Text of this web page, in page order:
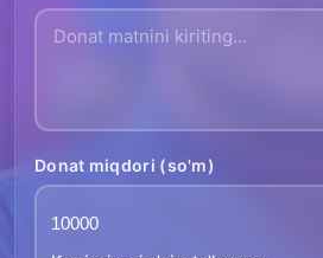
Donat miqdori (so'm)